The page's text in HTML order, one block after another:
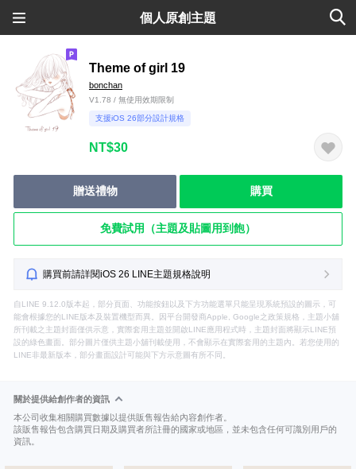
個人原創主題
Theme of girl 19
bonchan
V1.78 / 無使用效期限制
支援iOS 26部分設計規格
NT$30
贈送禮物 購買
免費試用（主題及貼圖用到飽）
購買前請詳閱iOS 26 LINE主題規格說明
自LINE 9.12.0版本起，部分頁面、功能按鈕以及下方功能選單只能呈現系統預設的圖示，可
能會根據您的LINE版本及裝置機型而異。因平台開發商Apple, Google之政策規格，主題小舖
所刊載之主題封面僅供示意，實際套用主題並開啟LINE應用程式時，主題封面將顯示LINE預
設的綠色畫面。部分圖片僅供主題小舖刊載使用，不會顯示在實際套用的主題內。若您使用的
LINE非最新版本，部分畫面設計可能與下方示意圖有所不同。
關於提供給創作者的資訊
本公司收集相關購買數據以提供販售報告給內容創作者。
該販售報告包含購買日期及購買者所註冊的國家或地區，並未包含任何可識別用戶的
資訊。